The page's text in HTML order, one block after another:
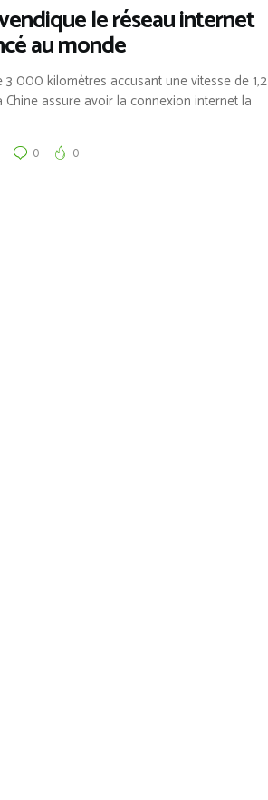
le réseau internet
au monde
3 000 kilomètres accusant une vitesse de 1,2
assure avoir la connexion internet la
0 0